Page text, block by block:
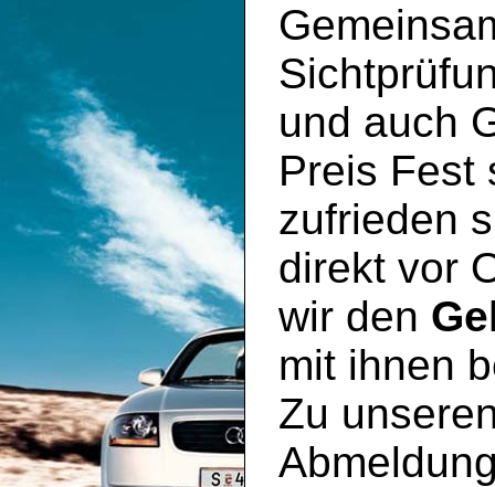
und auch
Preis Fest
zufrieden
direkt vor
wir den
mit ihnen
Zu